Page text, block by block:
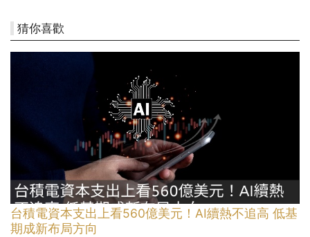
猜你喜歡
台積電資本支出上看560億美元！AI續熱不追高 低基
期成新布局方向